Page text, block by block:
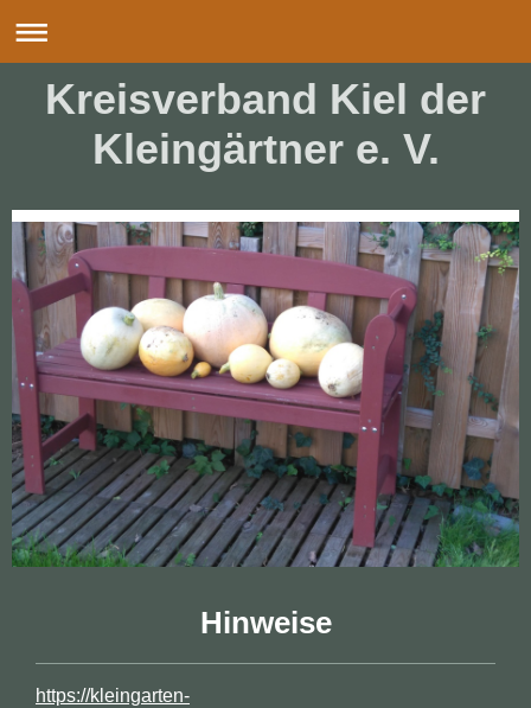
Kreisverband Kiel der
Kleingärtner e. V.
Hinweise
https://kleingarten-